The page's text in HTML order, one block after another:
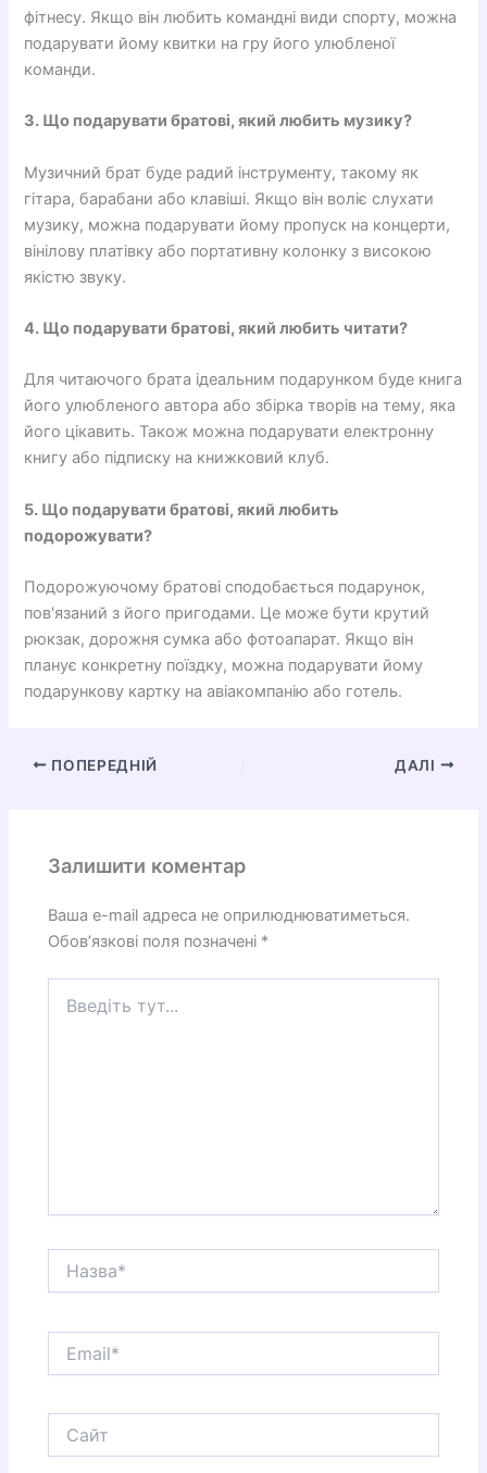
фітнесу. Якщо він любить командні види спорту, можна
подарувати йому квитки на гру його улюбленої
команди.
3. Що подарувати братові, який любить музику?
Музичний брат буде радий інструменту, такому як
гітара, барабани або клавіші. Якщо він воліє слухати
музику, можна подарувати йому пропуск на концерти,
вінілову платівку або портативну колонку з високою
якістю звуку.
4. Що подарувати братові, який любить читати?
Для читаючого брата ідеальним подарунком буде книга
його улюбленого автора або збірка творів на тему, яка
його цікавить. Також можна подарувати електронну
книгу або підписку на книжковий клуб.
5. Що подарувати братові, який любить
подорожувати?
Подорожуючому братові сподобається подарунок,
пов'язаний з його пригодами. Це може бути крутий
рюкзак, дорожня сумка або фотоапарат. Якщо він
планує конкретну поїздку, можна подарувати йому
подарункову картку на авіакомпанію або готель.
ПОПЕРЕДНІЙ ДАЛІ
Залишити коментар
Ваша e-mail адреса не оприлюднюватиметься.
Обов’язкові поля позначені *
тут...